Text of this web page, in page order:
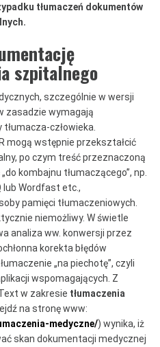
tłumaczeń dokumentów
szpitalnego
szczególnie w wersji
zasadzie wymagają
człowieka.
mogą wstępnie przekształcić
po czym treść przeznaczoną
kombajnu tłumaczącego”, np.
lub Wordfast etc.,
pamięci tłumaczeniowych.
niemożliwy. W świetle
analiza ww. konwersji przez
korekta błędów
„na piechotę”, czyli
wspomagających. Z
w zakresie tłumaczenia
na stronę www:
medyczne/) wynika, iż
skan dokumentacji medycznej